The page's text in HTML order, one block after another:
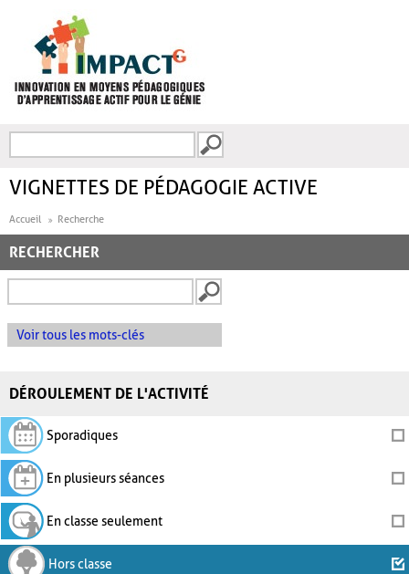
FORMULAIRE DE
VIGNETTES DE PÉDAGOGIE ACTIVE
Accueil Recherche
RECHERCHER
Voir tous les mots-clés
DÉROULEMENT DE L'ACTIVITÉ
Sporadiques
En plusieurs séances
En classe seulement
Hors classe